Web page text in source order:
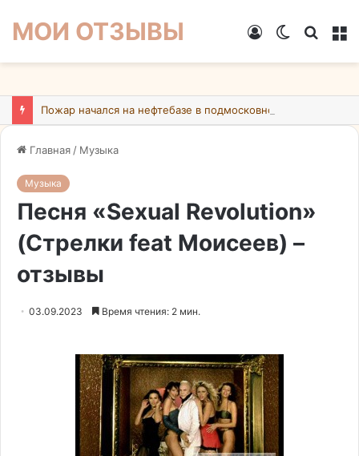
МОИ ОТЗЫВЫ
Switch
Войти
Главная / Музыка
Музыка
Песня «Sexual Revolution»
(Стрелки feat Моисеев) –
отзывы
03.09.2023 Время чтения: 2 мин.